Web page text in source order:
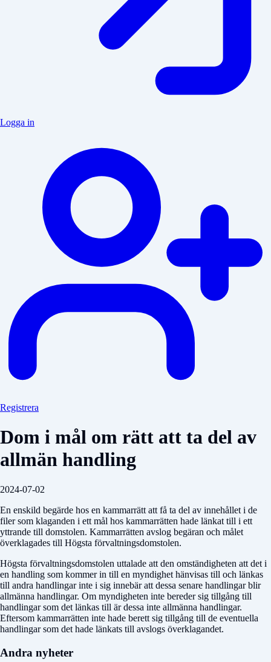
Logga in
Registrera
Dom i mål om rätt att ta del av
allmän handling
2024-07-02
En enskild begärde hos en kammarrätt att få ta del av innehållet i de
filer som klaganden i ett mål hos kammarrätten hade länkat till i ett
yttrande till domstolen. Kammarrätten avslog begäran och målet
överklagades till Högsta förvaltningsdomstolen.
Högsta förvaltningsdomstolen uttalade att den omständigheten att det i
en handling som kommer in till en myndighet hänvisas till och länkas
till andra handlingar inte i sig innebär att dessa senare handlingar blir
allmänna handlingar. Om myndigheten inte bereder sig tillgång till
handlingar som det länkas till är dessa inte allmänna handlingar.
Eftersom kammarrätten inte hade berett sig tillgång till de eventuella
handlingar som det hade länkats till avslogs överklagandet.
Andra nyheter